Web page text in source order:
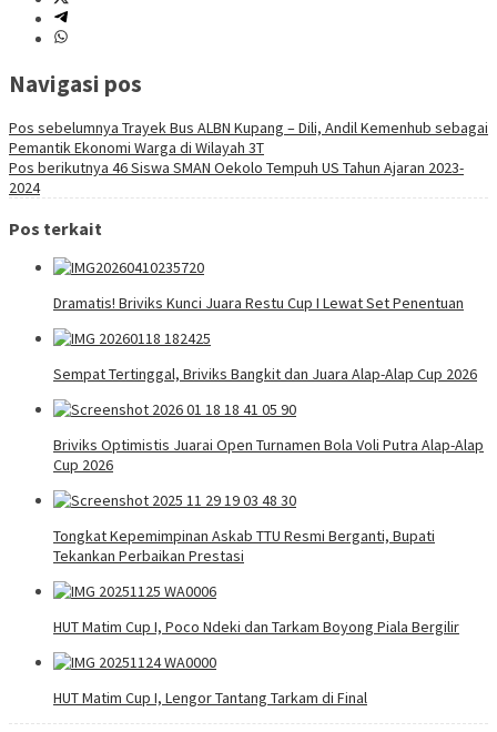
Navigasi pos
Pos sebelumnya Trayek Bus ALBN Kupang – Dili, Andil Kemenhub sebagai
Pemantik Ekonomi Warga di Wilayah 3T
Pos berikutnya 46 Siswa SMAN Oekolo Tempuh US Tahun Ajaran 2023-
2024
Pos terkait
Dramatis! Briviks Kunci Juara Restu Cup I Lewat Set Penentuan
Sempat Tertinggal, Briviks Bangkit dan Juara Alap-Alap Cup 2026
Briviks Optimistis Juarai Open Turnamen Bola Voli Putra Alap-Alap
Cup 2026
Tongkat Kepemimpinan Askab TTU Resmi Berganti, Bupati
Tekankan Perbaikan Prestasi
HUT Matim Cup I, Poco Ndeki dan Tarkam Boyong Piala Bergilir
HUT Matim Cup I, Lengor Tantang Tarkam di Final